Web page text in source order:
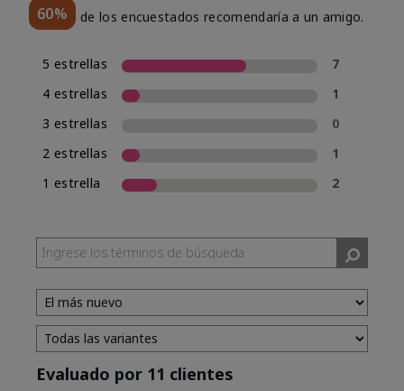
60% de los encuestados recomendaría a un amigo.
5 estrellas
7
4 estrellas
1
3 estrellas
0
2 estrellas
1
1 estrella
2
Evaluado por 11 clientes